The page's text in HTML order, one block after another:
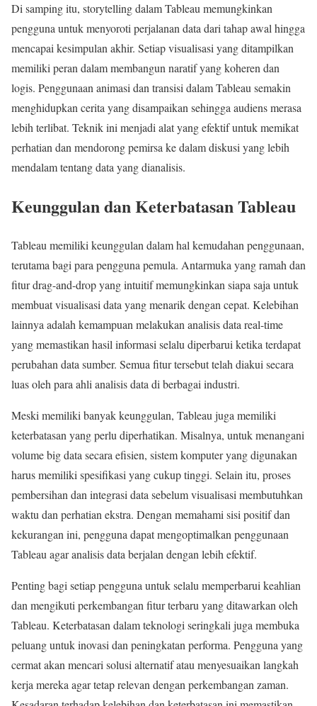
Di samping itu, storytelling dalam Tableau memungkinkan
pengguna untuk menyoroti perjalanan data dari tahap awal hingga
mencapai kesimpulan akhir. Setiap visualisasi yang ditampilkan
memiliki peran dalam membangun naratif yang koheren dan
logis. Penggunaan animasi dan transisi dalam Tableau semakin
menghidupkan cerita yang disampaikan sehingga audiens merasa
lebih terlibat. Teknik ini menjadi alat yang efektif untuk memikat
perhatian dan mendorong pemirsa ke dalam diskusi yang lebih
mendalam tentang data yang dianalisis.
Keunggulan dan Keterbatasan Tableau
Tableau memiliki keunggulan dalam hal kemudahan penggunaan,
terutama bagi para pengguna pemula. Antarmuka yang ramah dan
fitur drag-and-drop yang intuitif memungkinkan siapa saja untuk
membuat visualisasi data yang menarik dengan cepat. Kelebihan
lainnya adalah kemampuan melakukan analisis data real-time
yang memastikan hasil informasi selalu diperbarui ketika terdapat
perubahan data sumber. Semua fitur tersebut telah diakui secara
luas oleh para ahli analisis data di berbagai industri.
Meski memiliki banyak keunggulan, Tableau juga memiliki
keterbatasan yang perlu diperhatikan. Misalnya, untuk menangani
volume big data secara efisien, sistem komputer yang digunakan
harus memiliki spesifikasi yang cukup tinggi. Selain itu, proses
pembersihan dan integrasi data sebelum visualisasi membutuhkan
waktu dan perhatian ekstra. Dengan memahami sisi positif dan
kekurangan ini, pengguna dapat mengoptimalkan penggunaan
Tableau agar analisis data berjalan dengan lebih efektif.
Penting bagi setiap pengguna untuk selalu memperbarui keahlian
dan mengikuti perkembangan fitur terbaru yang ditawarkan oleh
Tableau. Keterbatasan dalam teknologi seringkali juga membuka
peluang untuk inovasi dan peningkatan performa. Pengguna yang
cermat akan mencari solusi alternatif atau menyesuaikan langkah
kerja mereka agar tetap relevan dengan perkembangan zaman.